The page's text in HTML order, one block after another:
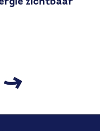
zichtbaar